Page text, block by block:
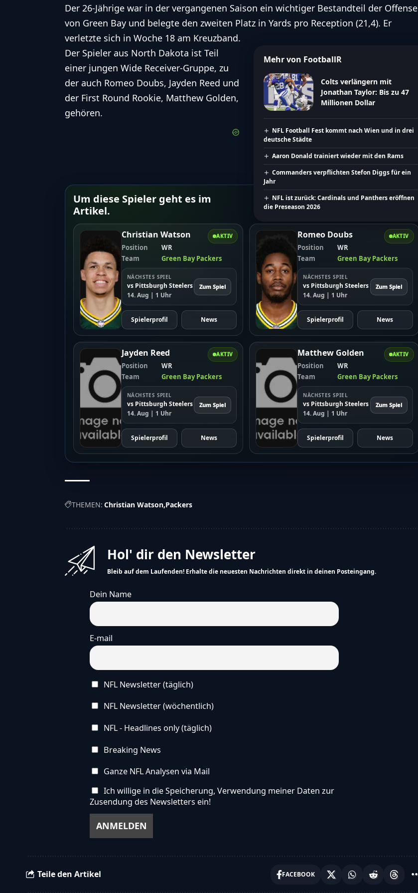
Der 26-Jährige war in der vergangenen Saison ein wichtiger Bestandteil der Offense
von Green Bay und belegte den zweiten Platz in Yards pro Reception (21,4). Er
verletzte sich in Woche 18 am Kreuzband.
Mehr von FootballR
Colts verlängern mit
Jonathan Taylor: Bis zu 47
Millionen Dollar
NFL Football Fest kommt nach Wien und in drei
deutsche Städte
Aaron Donald trainiert wieder mit den Rams
Commanders verpflichten Stefon Diggs für ein
Jahr
NFL ist zurück: Cardinals und Panthers eröffnen
die Preseason 2026
Der Spieler aus North Dakota ist Teil
einer jungen Wide Receiver-Gruppe, zu
der auch Romeo Doubs, Jayden Reed und
der First Round Rookie, Matthew Golden,
gehören.
Um diese Spieler geht es im
Artikel.
AKTIV
Christian Watson
Position
WR
Team
Green Bay Packers
NÄCHSTES SPIEL
vs Pittsburgh Steelers
14. Aug | 1 Uhr
Zum Spiel
Spielerprofil News
AKTIV
Romeo Doubs
Position
WR
Team
Green Bay Packers
NÄCHSTES SPIEL
vs Pittsburgh Steelers
14. Aug | 1 Uhr
Zum Spiel
Spielerprofil News
AKTIV
Jayden Reed
Position
WR
Team
Green Bay Packers
NÄCHSTES SPIEL
vs Pittsburgh Steelers
14. Aug | 1 Uhr
Zum Spiel
Spielerprofil News
AKTIV
Matthew Golden
Position
WR
Team
Green Bay Packers
NÄCHSTES SPIEL
vs Pittsburgh Steelers
14. Aug | 1 Uhr
Zum Spiel
Spielerprofil News
THEMEN: Christian Watson Packers
Hol' dir den Newsletter
Bleib auf dem Laufenden! Erhalte die neuesten Nachrichten direkt in deinen Posteingang.
Dein Name
E-mail
NFL Newsletter (täglich)
NFL Newsletter (wöchentlich)
NFL - Headlines only (täglich)
Breaking News
Ganze NFL Analysen via Mail
Ich willige in die Speicherung, Verwendung meiner Daten zur
Zusendung des Newsletters ein!
Teile den Artikel FACEBOOK